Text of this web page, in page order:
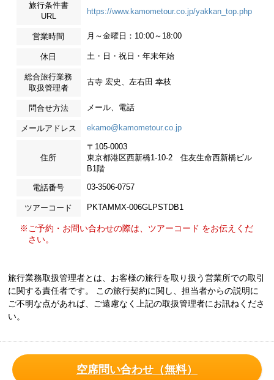
旅行条件書
URL
https://www.kamometour.co.jp/yakkan_top.php
営業時間 月～金曜日：10:00～18:00
休日 土・日・祝日・年末年始
総合旅行業務
取扱管理者
古寺 宏史、左右田 幸枝
問合せ方法 メール、電話
メールアドレス ekamo@kamometour.co.jp
住所
〒105-0003
東京都港区西新橋1-10-2 住友生命西新橋ビル
B1階
電話番号 03-3506-0757
ツアーコード PKTAMMX-006GLPSTDB1
※ご予約・お問い合わせの際は、ツアーコード をお伝えくだ
さい。
旅行業務取扱管理者とは、お客様の旅行を取り扱う営業所での取引
に関する責任者です。 この旅行契約に関し、担当者からの説明に
ご不明な点があれば、ご遠慮なく上記の取扱管理者にお訊ねくださ
い。
空席問い合わせ（無料）